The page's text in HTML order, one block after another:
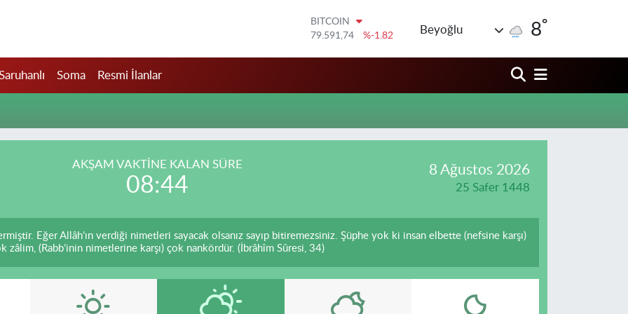
BITCOIN
79.591,74
%-1.82
53,38690
%0.19
Beyoğlu 8°
Soma Resmi İlanlar
AKŞAM VAKTİNE KALAN SÜRE
08:44
8 Ağustos 2026
25 Safer 1448
Eğer Allâh’ın verdiği nimetleri sayacak olsanız sayıp bitiremezsiniz. Şüphe yok ki insan elbette (nefsine karşı)
zâlim, (Rabb’inin nimetlerine karşı) çok nankördür. (İbrâhîm Sûresi, 34)